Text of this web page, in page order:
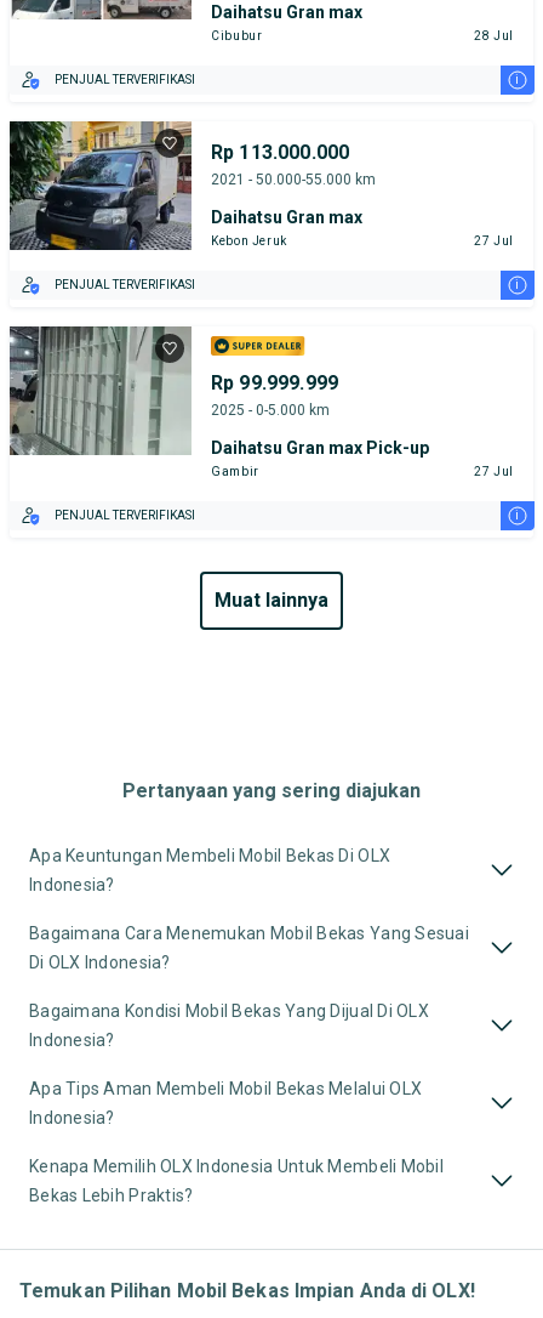
Daihatsu Gran max
Cibubur 28 Jul
PENJUAL TERVERIFIKASI i
Rp 113.000.000
2021 - 50.000-55.000 km
Daihatsu Gran max
Kebon Jeruk 27 Jul
PENJUAL TERVERIFIKASI i
Rp 99.999.999
2025 - 0-5.000 km
Daihatsu Gran max Pick-up
Gambir 27 Jul
PENJUAL TERVERIFIKASI i
muat lainnya
Pertanyaan yang sering diajukan
Apa Keuntungan Membeli Mobil Bekas Di OLX
Indonesia?
Bagaimana Cara Menemukan Mobil Bekas Yang Sesuai
Di OLX Indonesia?
Bagaimana Kondisi Mobil Bekas Yang Dijual Di OLX
Indonesia?
Apa Tips Aman Membeli Mobil Bekas Melalui OLX
Indonesia?
Kenapa Memilih OLX Indonesia Untuk Membeli Mobil
Bekas Lebih Praktis?
Temukan Pilihan Mobil Bekas Impian Anda di OLX!